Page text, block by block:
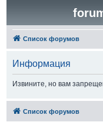
Список форумов
Информация
Извините, но вам
Список форумов